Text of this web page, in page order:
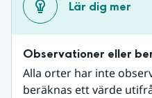
Lär dig mer
Observationer eller
Alla orter har inte
beräknas ett värde